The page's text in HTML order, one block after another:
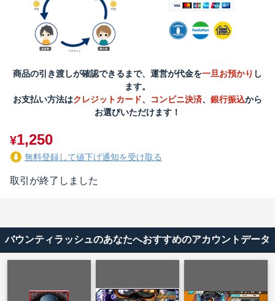
商品の引き渡しが確認できるまで、運営が代金を一旦お預かり し
ます。
お支払い方法はクレジットカード、 コンビニ決済、 銀行振込から
お選びいただけます！
¥1,250
無料登録して値下げ通知を受け取る
取引が終了しました
バウンティラッシュのあなたへおすすめのアカウントデータ